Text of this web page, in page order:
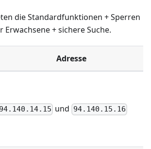
die Standardfunktionen + Sperren
Erwachsene + sichere Suche.
Adresse
94.140.14.15 und 94.140.15.16